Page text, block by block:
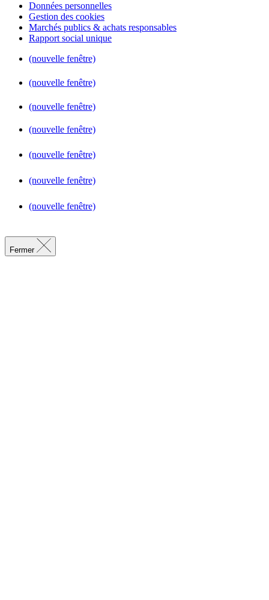
Données personnelles
Gestion des cookies
Marchés publics & achats responsables
Rapport social unique
(nouvelle fenêtre)
(nouvelle fenêtre)
(nouvelle fenêtre)
(nouvelle fenêtre)
(nouvelle fenêtre)
(nouvelle fenêtre)
(nouvelle fenêtre)
Fermer